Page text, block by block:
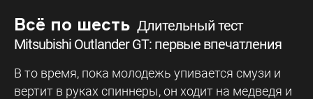
Всё по шесть Длительный тест
Mitsubishi Outlander GT: первые впечатления
В то время, пока молодежь упивается смузи и
вертит в руках спиннеры, он ходит на медведя и